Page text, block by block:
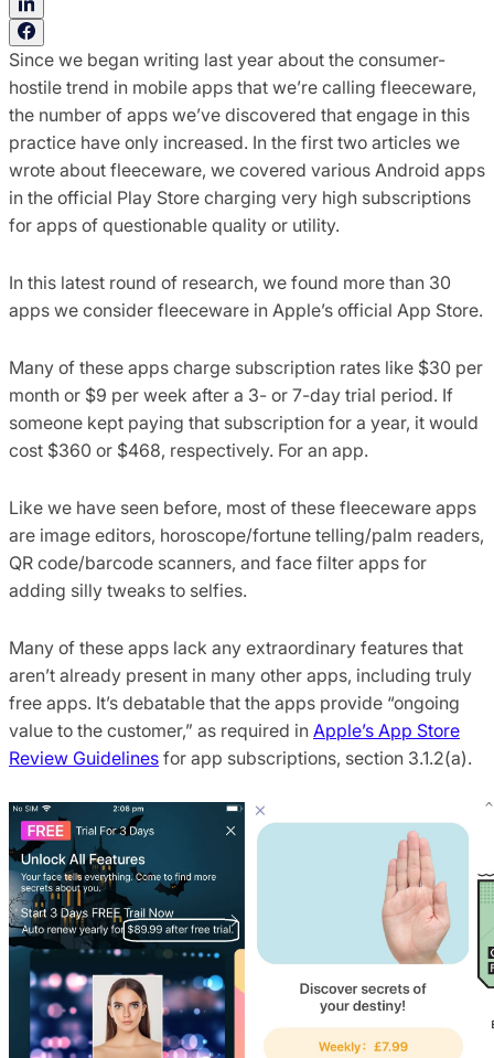
Since we began writing last year about the consumer-
hostile trend in mobile apps that we’re calling fleeceware,
the number of apps we’ve discovered that engage in this
practice have only increased. In the first two articles we
wrote about fleeceware, we covered various Android apps
in the official Play Store charging very high subscriptions
for apps of questionable quality or utility.
In this latest round of research, we found more than 30
apps we consider fleeceware in Apple’s official App Store.
Many of these apps charge subscription rates like $30 per
month or $9 per week after a 3- or 7-day trial period. If
someone kept paying that subscription for a year, it would
cost $360 or $468, respectively. For an app.
Like we have seen before, most of these fleeceware apps
are image editors, horoscope/fortune telling/palm readers,
QR code/barcode scanners, and face filter apps for
adding silly tweaks to selfies.
Many of these apps lack any extraordinary features that
aren’t already present in many other apps, including truly
free apps. It’s debatable that the apps provide “ongoing
value to the customer,” as required in Apple’s App Store
Review Guidelines for app subscriptions, section 3.1.2(a).